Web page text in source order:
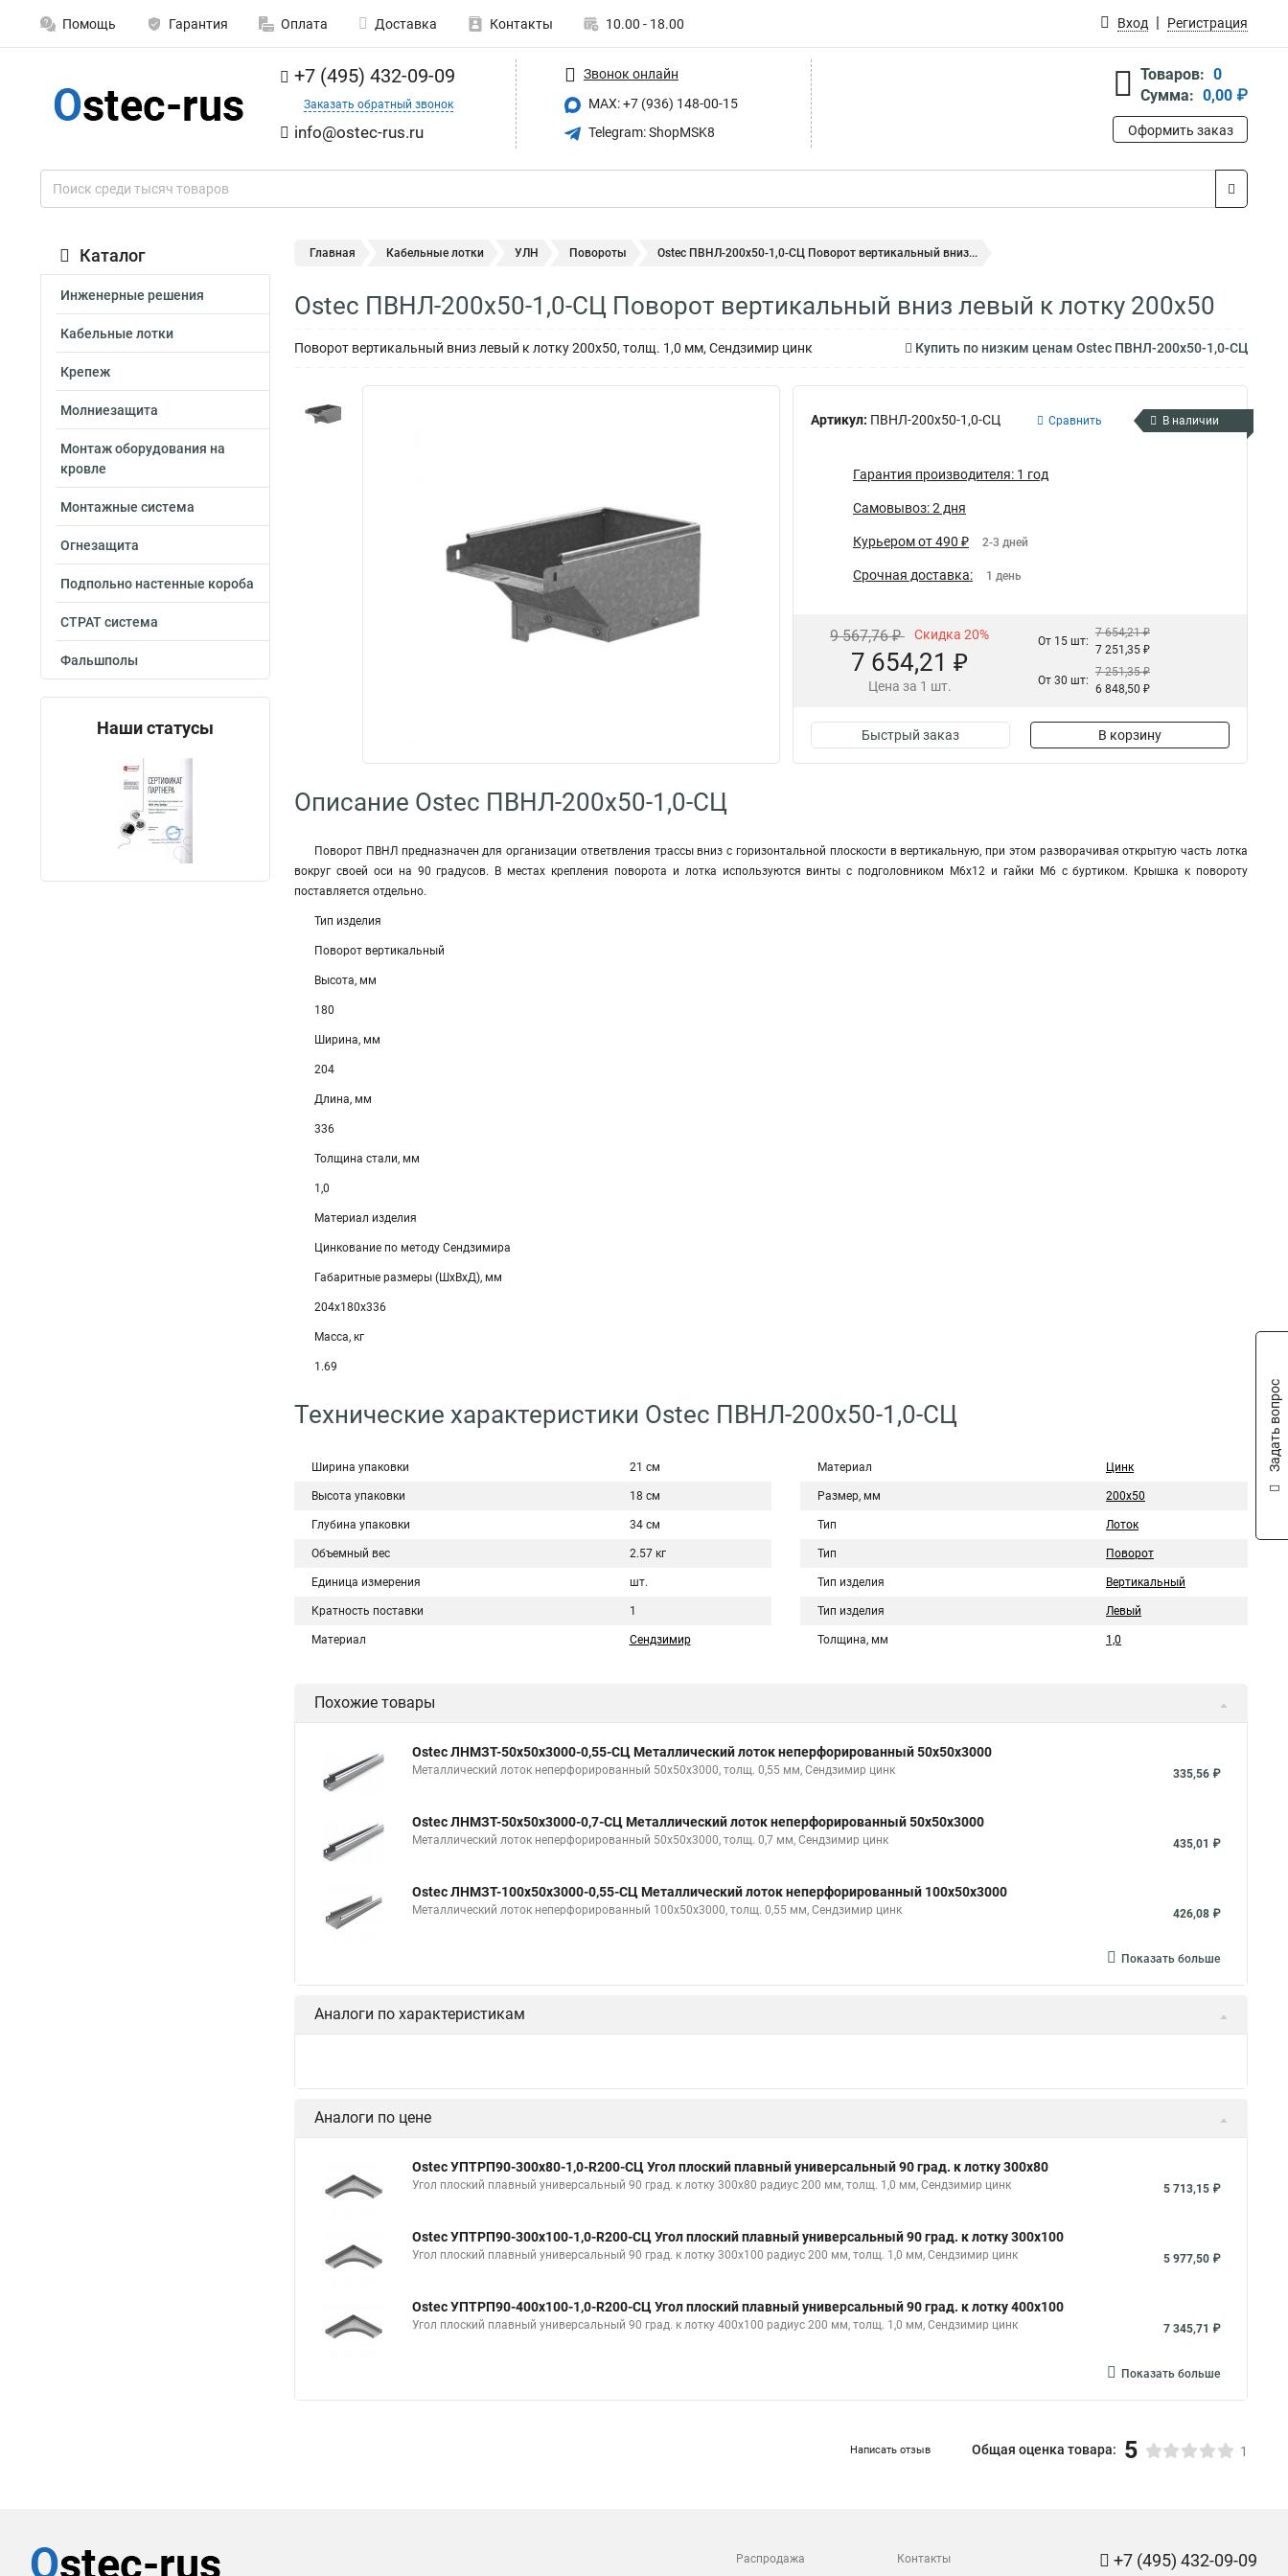
Помощь Гарантия Оплата Доставка Контакты 10.00 - 18.00 Вход Регистрация
+7 (495) 432-09-09
Заказать обратный звонок
info@ostec-rus.ru
Звонок онлайн
MAX: +7 (936) 148-00-15
Telegram: ShopMSK8
Товаров: 0
Сумма: 0,00 ₽
Оформить заказ
Каталог
Инженерные решения
Кабельные лотки
Крепеж
Молниезащита
Монтаж оборудования на
кровле
Монтажные система
Огнезащита
Подпольно настенные короба
СТРАТ система
Фальшполы
Наши статусы
Главная Кабельные лотки УЛН Повороты Ostec ПВНЛ-200х50-1,0-СЦ Поворот вертикальный вниз...
Ostec ПВНЛ-200х50-1,0-СЦ Поворот вертикальный вниз левый к лотку 200х50
Поворот вертикальный вниз левый к лотку 200х50, толщ. 1,0 мм, Сендзимир цинк Купить по низким ценам Ostec ПВНЛ-200х50-1,0-СЦ
Артикул: ПВНЛ-200х50-1,0-СЦ Сравнить В наличии
Гарантия производителя: 1 год
Самовывоз: 2 дня
Курьером от 490 ₽ 2-3 дней
Срочная доставка: 1 день
9 567,76 ₽ Скидка 20%
7 654,21 ₽
Цена за 1 шт.
От 15 шт:
7 654,21 ₽
7 251,35 ₽
От 30 шт:
7 251,35 ₽
6 848,50 ₽
Быстрый заказ В корзину
Описание Ostec ПВНЛ-200х50-1,0-СЦ
Поворот ПВНЛ предназначен для организации ответвления трассы вниз с горизонтальной плоскости в вертикальную, при этом разворачивая открытую часть лотка
вокруг своей оси на 90 градусов. В местах крепления поворота и лотка используются винты с подголовником М6х12 и гайки М6 с буртиком. Крышка к повороту
поставляется отдельно.
Тип изделия
Поворот вертикальный
Высота, мм
180
Ширина, мм
204
Длина, мм
336
Толщина стали, мм
1,0
Материал изделия
Цинкование по методу Сендзимира
Габаритные размеры (ШхВхД), мм
204х180х336
Масса, кг
1.69
Технические характеристики Ostec ПВНЛ-200х50-1,0-СЦ
Ширина упаковки 21 см
Высота упаковки 18 см
Глубина упаковки 34 см
Объемный вес 2.57 кг
Единица измерения шт.
Кратность поставки 1
Материал Сендзимир
Материал Цинк
Размер, мм 200х50
Тип Лоток
Тип Поворот
Тип изделия Вертикальный
Тип изделия Левый
Толщина, мм 1,0
Похожие товары
Ostec ЛНМЗТ-50х50х3000-0,55-СЦ Металлический лоток неперфорированный 50х50х3000
Металлический лоток неперфорированный 50х50х3000, толщ. 0,55 мм, Сендзимир цинк 335,56 ₽
Ostec ЛНМЗТ-50х50х3000-0,7-СЦ Металлический лоток неперфорированный 50х50х3000
Металлический лоток неперфорированный 50х50х3000, толщ. 0,7 мм, Сендзимир цинк 435,01 ₽
Ostec ЛНМЗТ-100х50х3000-0,55-СЦ Металлический лоток неперфорированный 100х50х3000
Металлический лоток неперфорированный 100х50х3000, толщ. 0,55 мм, Сендзимир цинк 426,08 ₽
Показать больше
Аналоги по характеристикам
Аналоги по цене
Ostec УПТРП90-300х80-1,0-R200-СЦ Угол плоский плавный универсальный 90 град. к лотку 300х80
Угол плоский плавный универсальный 90 град. к лотку 300х80 радиус 200 мм, толщ. 1,0 мм, Сендзимир цинк 5 713,15 ₽
Ostec УПТРП90-300х100-1,0-R200-СЦ Угол плоский плавный универсальный 90 град. к лотку 300х100
Угол плоский плавный универсальный 90 град. к лотку 300х100 радиус 200 мм, толщ. 1,0 мм, Сендзимир цинк 5 977,50 ₽
Ostec УПТРП90-400х100-1,0-R200-СЦ Угол плоский плавный универсальный 90 град. к лотку 400х100
Угол плоский плавный универсальный 90 град. к лотку 400х100 радиус 200 мм, толщ. 1,0 мм, Сендзимир цинк 7 345,71 ₽
Показать больше
Написать отзыв Общая оценка товара: 5 1
Распродажа
Контакты +7 (495) 432-09-09
Задать вопрос